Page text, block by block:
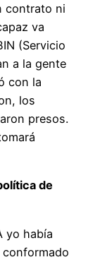
contrato ni
va
(Servicio
a la gente
con la
los
presos.
de
yo había